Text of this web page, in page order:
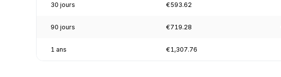
30 jours €593.62
90 jours €719.28
1 ans €1,307.76